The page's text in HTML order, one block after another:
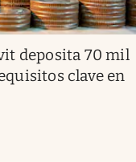
deposita 70 mil
clave en